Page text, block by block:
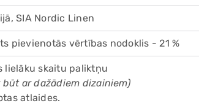
SIA Nordic Linen
pievienotās vērtības nodoklis - 21 %
lielāku skaitu paliktņu
ar dažādiem dizainiem)
atlaides.